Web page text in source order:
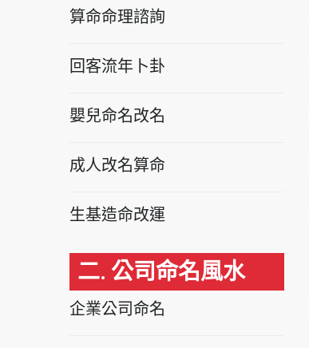
算命命理諮詢
回客流年卜卦
嬰兒命名改名
成人改名算命
生基造命改運
二. 公司命名風水
企業公司命名